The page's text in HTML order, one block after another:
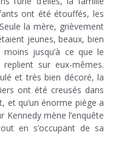
ont été étouffés, les
la mère, grièvement
jeunes, beaux, bien
jusqu’à ce que le
sur eux-mêmes.
et très bien décoré, la
ont été creusés dans
et qu’un énorme piège a
Kennedy mène l’enquête
en s’occupant de sa